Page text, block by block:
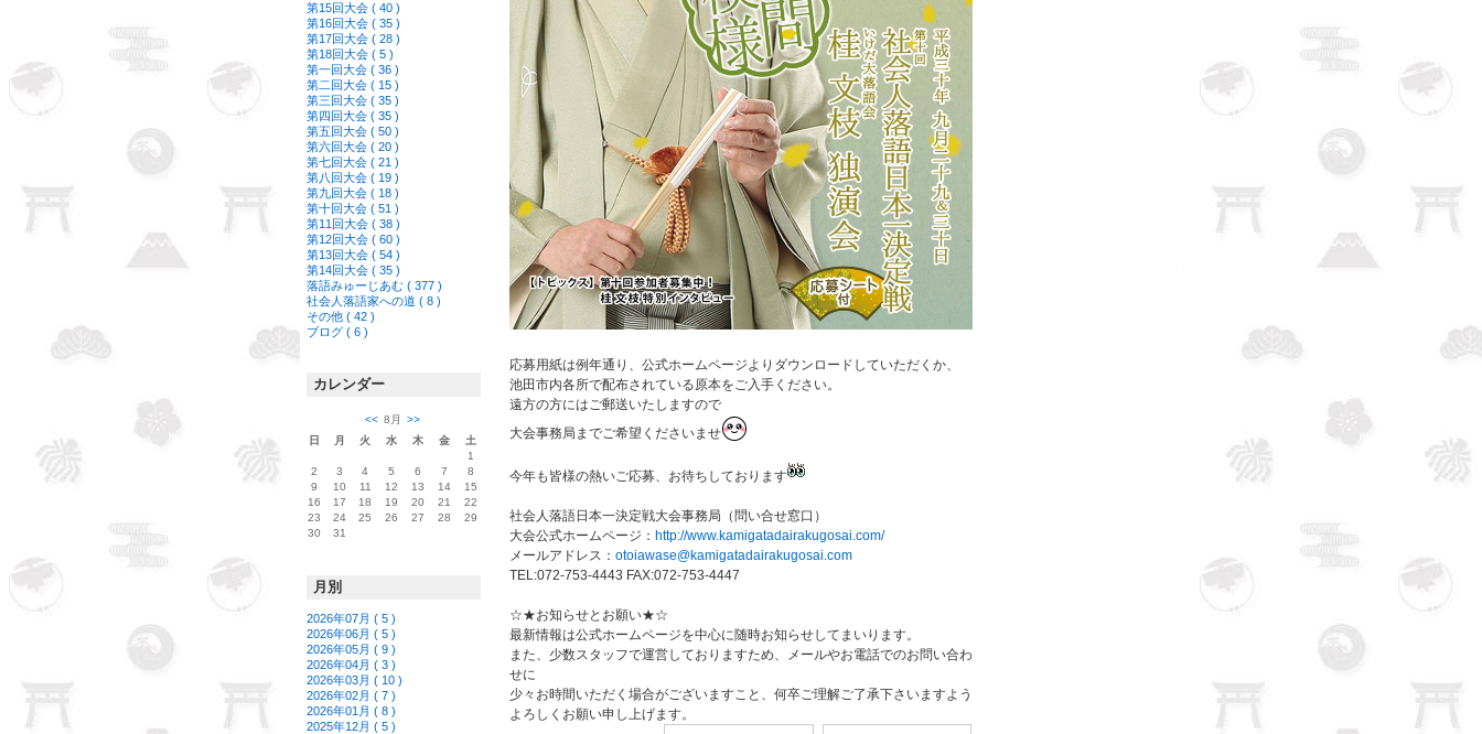
第15回大会 ( 40 )
第16回大会 ( 35 )
第17回大会 ( 28 )
第18回大会 ( 5 )
第一回大会 ( 36 )
第二回大会 ( 15 )
第三回大会 ( 35 )
第四回大会 ( 35 )
第五回大会 ( 50 )
第六回大会 ( 20 )
第七回大会 ( 21 )
第八回大会 ( 19 )
第九回大会 ( 18 )
第十回大会 ( 51 )
第11回大会 ( 38 )
第12回大会 ( 60 )
第13回大会 ( 54 )
第14回大会 ( 35 )
落語みゅーじあむ ( 377 )
社会人落語家への道 ( 8 )
その他 ( 42 )
ブログ ( 6 )
カレンダー
<< 8月
>>
日
月 火 水 木 金
土
1
2
3 4 5 6 7
8
9
10 11 12 13 14
15
16
17 18 19 20 21
22
23
24 25 26 27 28
29
30
31
月別
2026年07月 ( 5 )
2026年06月 ( 5 )
2026年05月 ( 9 )
2026年04月 ( 3 )
2026年03月 ( 10 )
2026年02月 ( 7 )
2026年01月 ( 8 )
2025年12月 ( 5 )
応募用紙は例年通り、公式ホームページよりダウンロードしていただくか、
池田市内各所で配布されている原本をご入手ください。
遠方の方にはご郵送いたしますので
大会事務局までご希望くださいませ
今年も皆様の熱いご応募、お待ちしております
社会人落語日本一決定戦大会事務局（問い合せ窓口）
大会公式ホームページ： http://www.kamigatadairakugosai.com/
メールアドレス： otoiawase@kamigatadairakugosai.com
TEL:072-753-4443 FAX:072-753-4447
☆★お知らせとお願い★☆
最新情報は公式ホームページを中心に随時お知らせしてまいります。
また、少数スタッフで運営しておりますため、メールやお電話でのお問い合わ
せに
少々お時間いただく場合がございますこと、何卒ご理解ご了承下さいますよう
よろしくお願い申し上げます。